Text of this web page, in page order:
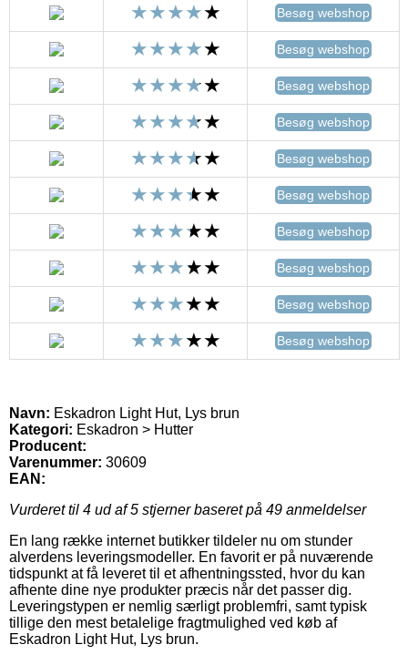
Besøg webshop
Besøg webshop
Besøg webshop
Besøg webshop
Besøg webshop
Besøg webshop
Besøg webshop
Besøg webshop
Besøg webshop
Besøg webshop
Navn: Eskadron Light Hut, Lys brun
Kategori: Eskadron > Hutter
Producent:
Varenummer: 30609
EAN:
Vurderet til 4 ud af 5 stjerner baseret på 49 anmeldelser
En lang række internet butikker tildeler nu om stunder
alverdens leveringsmodeller. En favorit er på nuværende
tidspunkt at få leveret til et afhentningssted, hvor du kan
afhente dine nye produkter præcis når det passer dig.
Leveringstypen er nemlig særligt problemfri, samt typisk
tillige den mest betalelige fragtmulighed ved køb af
Eskadron Light Hut, Lys brun.